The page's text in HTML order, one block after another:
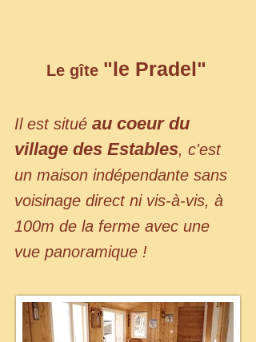
Le gîte "le Pradel"
Il est situé au coeur du
village des Estables, c'est
un maison indépendante sans
voisinage direct ni vis-à-vis, à
100m de la ferme avec une
vue panoramique !